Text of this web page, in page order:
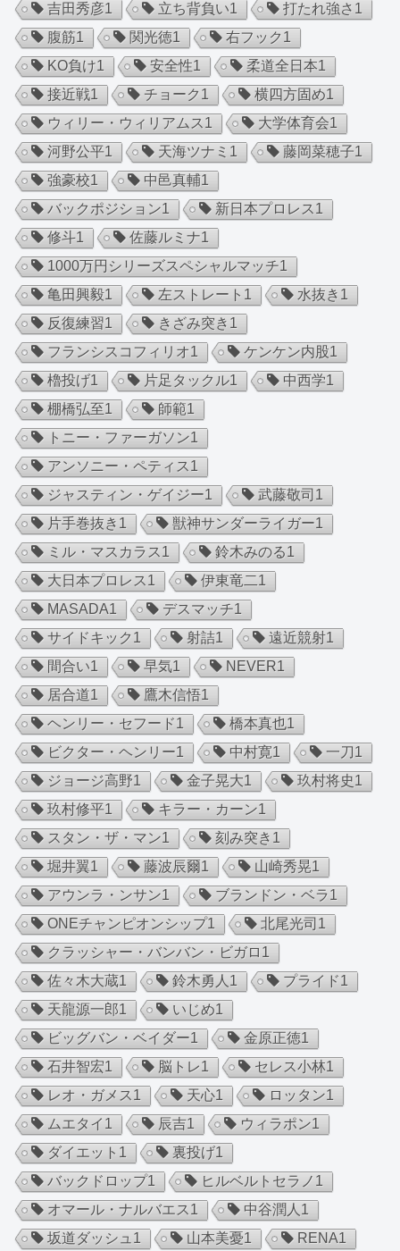
吉田秀彦1 立ち背負い1 打たれ強さ 1
腹筋1 関光徳1 右フック1
KO負け1 安全性1 柔道全日本1
接近戦1 チョーク1 横四方固め1
ウィリー・ウィリアムス1 大学体育会1
河野公平1 天海ツナミ 1 藤岡菜穂子1
強豪校1 中邑真輔1
バックポジション1 新日本プロレス1
修斗1 佐藤ルミナ1
1000万円シリーズスペシャルマッチ1
亀田興毅1 左ストレート 1 水抜き 1
反復練習1 きざみ突き 1
フランシスコフィリオ1 ケンケン内股1
櫓投げ1 片足タックル1 中西学1
棚橋弘至1 師範1
トニー・ファーガソン1
アンソニー・ペティス1
ジャスティン・ゲイジー1 武藤敬司 1
片手巻抜き 1 獣神サンダーライガー1
ミル・マスカラス1 鈴木みのる1
大日本プロレス1 伊東竜二1
MASADA1 デスマッチ1
サイドキック1 射詰1 遠近競射1
間合い1 早気1 NEVER1
居合道1 鷹木信悟1
ヘンリー・セフード1 橋本真也1
ビクター・ヘンリー1 中村寛1 一刀1
ジョージ高野1 金子晃大1 玖村将史1
玖村修平1 キラー・カーン1
スタン・ザ・マン1 刻み突き 1
堀井翼1 藤波辰爾1 山崎秀晃1
アウンラ・ンサン1 ブランドン・ベラ1
ONEチャンピオンシップ1 北尾光司 1
クラッシャー・バンバン・ビガロ 1
佐々木大蔵1 鈴木勇人 1 プライド1
天龍源一郎1 いじめ1
ビッグバン・ベイダー1 金原正徳1
石井智宏1 脳トレ1 セレス小林1
レオ・ガメス1 天心1 ロッタン1
ムエタイ 1 辰吉1 ウィラポン1
ダイエット 1 裏投げ1
バックドロップ1 ヒルベルトセラノ 1
オマール・ナルバエス1 中谷潤人 1
坂道ダッシュ 1 山本美憂1 RENA1